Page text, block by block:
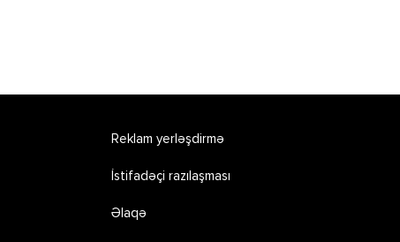
Reklam yerləşdirmə
İstifadəçi razılaşması
Əlaqə